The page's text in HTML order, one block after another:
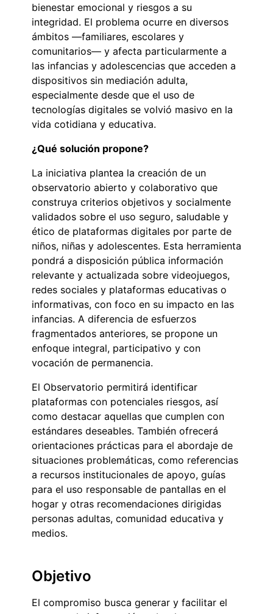
bienestar emocional y riesgos a su
integridad. El problema ocurre en diversos
ámbitos —familiares, escolares y
comunitarios— y afecta particularmente a
las infancias y adolescencias que acceden a
dispositivos sin mediación adulta,
especialmente desde que el uso de
tecnologías digitales se volvió masivo en la
vida cotidiana y educativa.
¿Qué solución propone?
La iniciativa plantea la creación de un
observatorio abierto y colaborativo que
construya criterios objetivos y socialmente
validados sobre el uso seguro, saludable y
ético de plataformas digitales por parte de
niños, niñas y adolescentes. Esta herramienta
pondrá a disposición pública información
relevante y actualizada sobre videojuegos,
redes sociales y plataformas educativas o
informativas, con foco en su impacto en las
infancias. A diferencia de esfuerzos
fragmentados anteriores, se propone un
enfoque integral, participativo y con
vocación de permanencia.
El Observatorio permitirá identificar
plataformas con potenciales riesgos, así
como destacar aquellas que cumplen con
estándares deseables. También ofrecerá
orientaciones prácticas para el abordaje de
situaciones problemáticas, como referencias
a recursos institucionales de apoyo, guías
para el uso responsable de pantallas en el
hogar y otras recomendaciones dirigidas
personas adultas, comunidad educativa y
medios.
Objetivo
El compromiso busca generar y facilitar el